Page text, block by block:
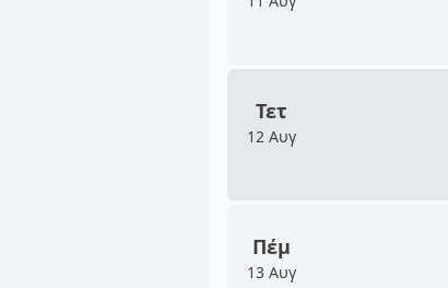
Τετ
12 Αυγ
Πέμ
13 Αυγ